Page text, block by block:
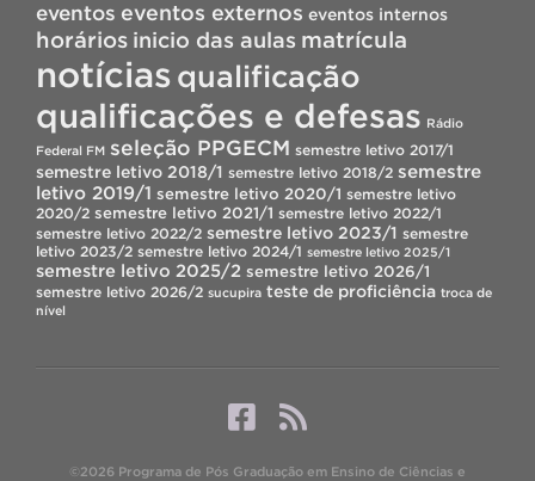
eventos eventos externos eventos internos
horários inicio das aulas matrícula
notícias qualificação
qualificações e defesas Rádio
Federal FM seleção PPGECM semestre letivo 2017/1
semestre letivo 2018/1 semestre letivo 2018/2 semestre
letivo 2019/1 semestre letivo 2020/1 semestre letivo
2020/2 semestre letivo 2021/1 semestre letivo 2022/1
semestre letivo 2022/2 semestre letivo 2023/1 semestre
letivo 2023/2 semestre letivo 2024/1 semestre letivo 2025/1
semestre letivo 2025/2 semestre letivo 2026/1
semestre letivo 2026/2 sucupira teste de proficiência troca de
nível
©2026 Programa de Pós Graduação em Ensino de Ciências e